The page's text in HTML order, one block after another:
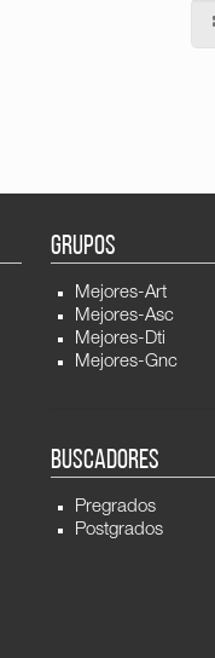
GRUPOS
Mejores-Art
Mejores-Asc
Mejores-Dti
Mejores-Gnc
BUSCADORES
Pregrados
Postgrados